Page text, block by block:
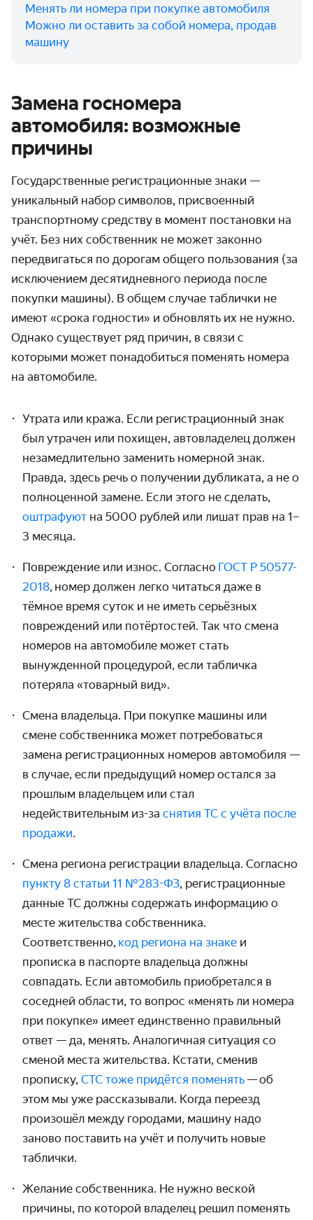
Менять ли номера при покупке автомобиля
Можно ли оставить за собой номера, продав
машину
Замена госномера
автомобиля: возможные
причины
Государственные регистрационные знаки —
уникальный набор символов, присвоенный
транспортному средству в момент постановки на
учёт. Без них собственник не может законно
передвигаться по дорогам общего пользования (за
исключением десятидневного периода после
покупки машины). В общем случае таблички не
имеют «срока годности» и обновлять их не нужно.
Однако существует ряд причин, в связи с
которыми может понадобиться поменять номера
на автомобиле.
Утрата или кража. Если регистрационный знак
был утрачен или похищен, автовладелец должен
незамедлительно заменить номерной знак.
Правда, здесь речь о получении дубликата, а не о
полноценной замене. Если этого не сделать,
оштрафуют на 5000 рублей или лишат прав на 1–
3 месяца.
Повреждение или износ. Согласно ГОСТ Р 50577-
2018, номер должен легко читаться даже в
тёмное время суток и не иметь серьёзных
повреждений или потёртостей. Так что смена
номеров на автомобиле может стать
вынужденной процедурой, если табличка
потеряла «товарный вид».
Смена владельца. При покупке машины или
смене собственника может потребоваться
замена регистрационных номеров автомобиля —
в случае, если предыдущий номер остался за
прошлым владельцем или стал
недействительным из-за снятия ТС с учёта после
продажи.
Смена региона регистрации владельца. Согласно
пункту 8 статьи 11 №283-ФЗ, регистрационные
данные ТС должны содержать информацию о
месте жительства собственника.
Соответственно, код региона на знаке и
прописка в паспорте владельца должны
совпадать. Если автомобиль приобретался в
соседней области, то вопрос «менять ли номера
при покупке» имеет единственно правильный
ответ — да, менять. Аналогичная ситуация со
сменой места жительства. Кстати, сменив
прописку, СТС тоже придётся поменять —об
этом мы уже рассказывали. Когда переезд
произошёл между городами, машину надо
заново поставить на учёт и получить новые
таблички.
Желание собственника. Не нужно веской
причины, по которой владелец решил поменять